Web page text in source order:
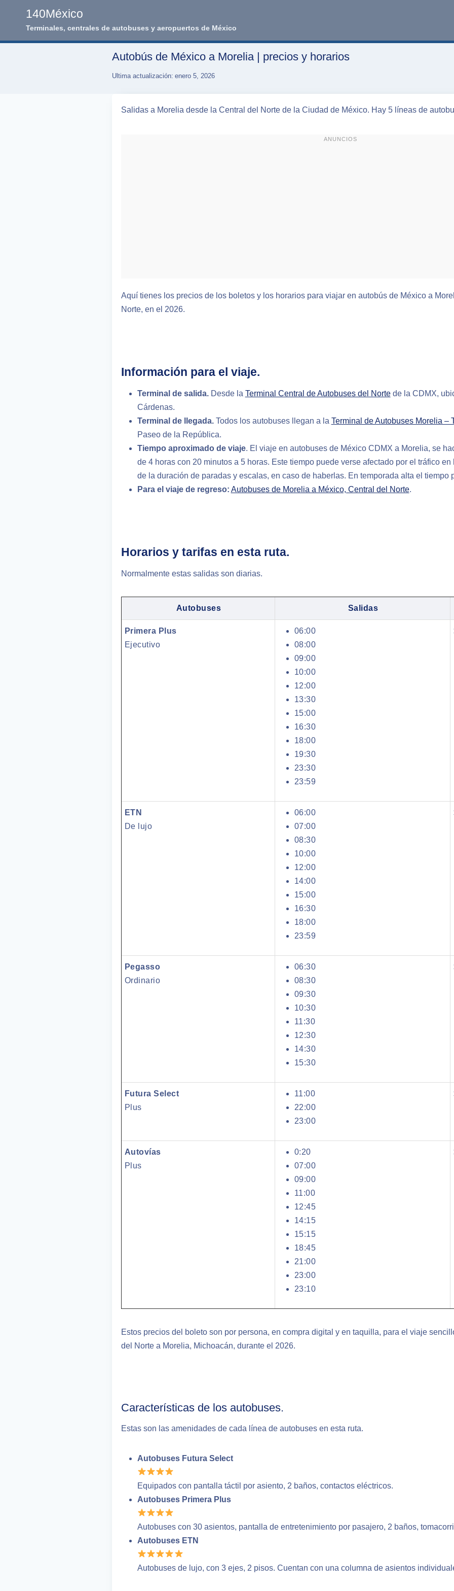
140México
Terminales, centrales de autobuses y aeropuertos de México
Autobús de México a Morelia | precios y horarios
Ultima actualización: enero 5, 2026
Salidas a Morelia desde la Central del Norte de la Ciudad de México. Hay 5 líneas de
ANUNCIOS
Aquí tienes los precios de los boletos y los horarios para viajar en autobús de México a
Norte, en el 2026.
Información para el viaje.
Terminal de salida. Desde la Terminal Central de Autobuses del Nortede la CDMX,
Cárdenas.
Terminal de llegada. Todos los autobuses llegan a la Terminal de Autobuses Morelia –
Paseo de la República.
Tiempo aproximado de viaje. El viaje en autobuses de México CDMX a Morelia, se
de 4 horas con 20 minutos a 5 horas. Este tiempo puede verse afectado por el tráfico
de la duración de paradas y escalas, en caso de haberlas. En temporada alta el tiempo
Para el viaje de regreso: Autobuses de Morelia a México, Central del Norte.
Horarios y tarifas en esta ruta.
Normalmente estas salidas son diarias.
Autobuses Salidas
Primera Plus
Ejecutivo
06:00
08:00
09:00
10:00
12:00
13:30
15:00
16:30
18:00
19:30
23:30
23:59
ETN
De lujo
06:00
07:00
08:30
10:00
12:00
14:00
15:00
16:30
18:00
23:59
Pegasso
Ordinario
06:30
08:30
09:30
10:30
11:30
12:30
14:30
15:30
Futura Select
Plus
11:00
22:00
23:00
Autovías
Plus
0:20
07:00
09:00
11:00
12:45
14:15
15:15
18:45
21:00
23:00
23:10
Estos precios del boleto son por persona, en compra digital y en taquilla, para el viaje
del Norte a Morelia, Michoacán, durante el 2026.
Características de los autobuses.
Estas son las amenidades de cada línea de autobuses en esta ruta.
Autobuses Futura Select
Equipados con pantalla táctil por asiento, 2 baños, contactos eléctricos.
Autobuses Primera Plus
Autobuses con 30 asientos, pantalla de entretenimiento por pasajero, 2 baños,
Autobuses ETN
Autobuses de lujo, con 3 ejes, 2 pisos. Cuentan con una columna de asientos